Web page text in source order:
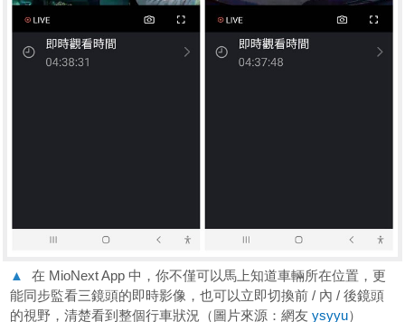
▲
在 MioNext App 中，你不僅可以馬上知道車輛所在位置，更
能同步監看三鏡頭的即時影像，也可以立即切換前 / 內 / 後鏡頭
的視野，清楚看到整個行車狀況（圖片來源：網友 ysyyu）